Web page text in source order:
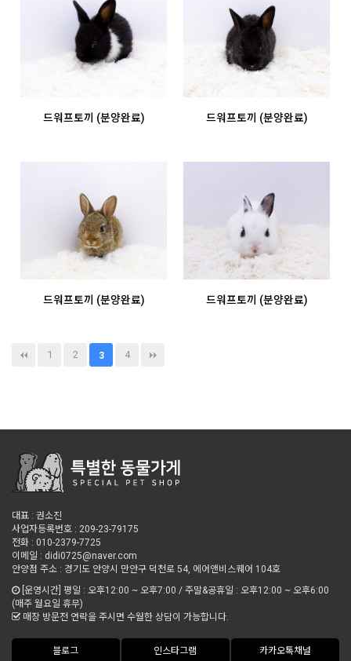
드워프토끼 (분양완료) 드워프토끼 (분양완료)
드워프토끼 (분양완료) 드워프토끼 (분양완료)
1 2 3 4
대표 : 권소진
사업자등록번호 : 209-23-79175
전화 : 010-2379-7725
이메일 : didi0725@naver.com
안양점 주소 : 경기도 안양시 만안구 덕천로 54, 에어앤비스퀘어 104호
[운영시간] 평일 : 오후12:00 ~ 오후7:00 / 주말&공휴일 : 오후12:00 ~ 오후6:00
(매주 월요일 휴무)
매장 방문전 연락을 주시면 수월한 상담이 가능합니다.
블로그 인스타그램 카카오톡채널